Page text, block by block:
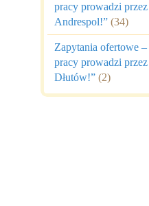
pracy prowadzi
Andrespol!” (34)
Zapytania ofertowe
pracy prowadzi
Dłutów!” (2)